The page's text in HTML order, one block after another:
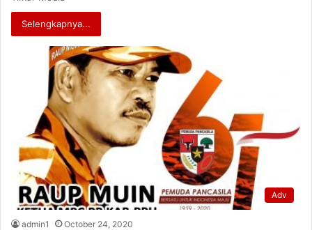
Selengkapnya...
Adv
admin1 October 24, 2020